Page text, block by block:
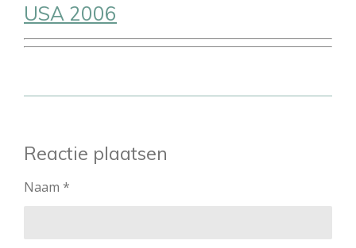
USA 2006
Reactie plaatsen
Naam *